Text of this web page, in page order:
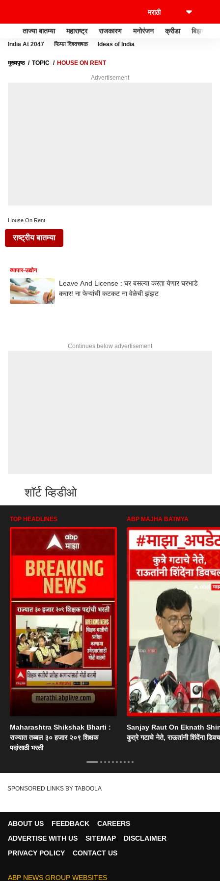
ताज्या बातम्या महाराष्ट्र राजकारण मनोरंजन क्रीडा बिझनेस
India At 2047 फिफा विश्वचषक Ideas of India
मुख्यपृष्ठ TOPIC HOUSE ON RENT
Advertisement
House On Rent
राष्ट्रीय बातम्या
व्यापार-उद्योग
Leave And License : घर बसल्या करता येणार घरभाडे
करार! ना फेऱ्यांची कटकट ना वेळेची झंझट
Continues below advertisement
शॉर्ट व्हिडीओ
TOP HEADLINES
Maharashtra Shikshak Bharti :
राज्यात तब्बल ३० हजार २०९ शिक्षक
पदांसाठी भरती
ABP MAJHA BATMYA
Sanjay Raut On Eknath
कुत्रे गटाचे नेते, राऊतांनी शिंदेंना
SPONSORED LINKS BY TABOOLA
ABOUT US FEEDBACK
CAREERS
ADVERTISE WITH US
SITEMAP
DISCLAIMER
PRIVACY POLICY
CONTACT US
ABP NEWS GROUP WEBSITES